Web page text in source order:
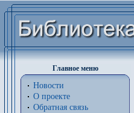
Главное меню
Новости
О проекте
Обратная связь